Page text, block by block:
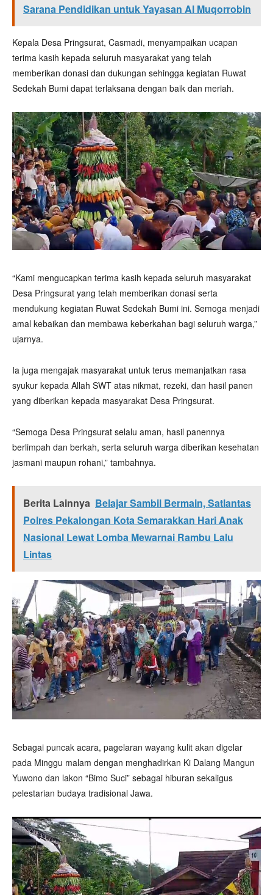
Sarana Pendidikan untuk Yayasan Al Muqorrobin
Kepala Desa Pringsurat, Casmadi, menyampaikan ucapan
terima kasih kepada seluruh masyarakat yang telah
memberikan donasi dan dukungan sehingga kegiatan Ruwat
Sedekah Bumi dapat terlaksana dengan baik dan meriah.
“Kami mengucapkan terima kasih kepada seluruh masyarakat
Desa Pringsurat yang telah memberikan donasi serta
mendukung kegiatan Ruwat Sedekah Bumi ini. Semoga menjadi
amal kebaikan dan membawa keberkahan bagi seluruh warga,”
ujarnya.
Ia juga mengajak masyarakat untuk terus memanjatkan rasa
syukur kepada Allah SWT atas nikmat, rezeki, dan hasil panen
yang diberikan kepada masyarakat Desa Pringsurat.
“Semoga Desa Pringsurat selalu aman, hasil panennya
berlimpah dan berkah, serta seluruh warga diberikan kesehatan
jasmani maupun rohani,” tambahnya.
Berita Lainnya Belajar Sambil Bermain, Satlantas
Polres Pekalongan Kota Semarakkan Hari Anak
Nasional Lewat Lomba Mewarnai Rambu Lalu
Lintas
Sebagai puncak acara, pagelaran wayang kulit akan digelar
pada Minggu malam dengan menghadirkan Ki Dalang Mangun
Yuwono dan lakon “Bimo Suci” sebagai hiburan sekaligus
pelestarian budaya tradisional Jawa.